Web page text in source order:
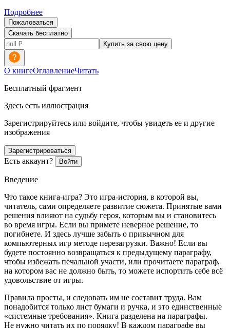
Подробнее
Пожаловаться
Скачать бесплатно
Купить за свою цену
О книгеОглавлениеЧитать
Бесплатный фрагмент
Здесь есть иллюстрация
Зарегистрируйтесь или войдите, чтобы увидеть ее и другие
изображения
Зарегистрироваться
Есть аккаунт? Войти
Введение
Что такое книга-игра? Это игра-история, в которой вы,
читатель, сами определяете развитие сюжета. Принятые вами
решения влияют на судьбу героя, которым вы и становитесь
во время игры. Если вы примете неверное решение, то
погибнете. И здесь лучше забыть о привычном для
компьютерных игр методе перезагрузки. Важно! Если вы
будете постоянно возвращаться к предыдущему параграфу,
чтобы избежать печальной участи, или прочитаете параграф,
на котором вас не должно быть, то можете испортить себе всё
удовольствие от игры.
Правила просты, и следовать им не составит труда. Вам
понадобится только лист бумаги и ручка, и это единственные
«системные требования». Книга разделена на параграфы.
Не нужно читать их по порядку! В каждом параграфе вы